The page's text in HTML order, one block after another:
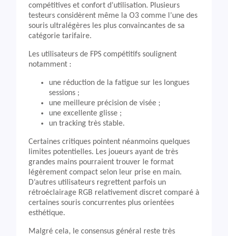
compétitives et confort d’utilisation. Plusieurs
testeurs considèrent même la O3 comme l’une des
souris ultralégères les plus convaincantes de sa
catégorie tarifaire.
Les utilisateurs de FPS compétitifs soulignent
notamment :
une réduction de la fatigue sur les longues
sessions ;
une meilleure précision de visée ;
une excellente glisse ;
un tracking très stable.
Certaines critiques pointent néanmoins quelques
limites potentielles. Les joueurs ayant de très
grandes mains pourraient trouver le format
légèrement compact selon leur prise en main.
D’autres utilisateurs regrettent parfois un
rétroéclairage RGB relativement discret comparé à
certaines souris concurrentes plus orientées
esthétique.
Malgré cela, le consensus général reste très